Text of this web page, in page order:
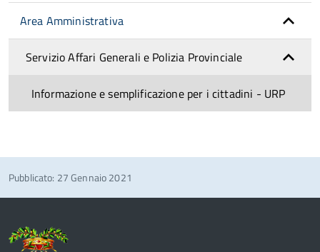
Area Amministrativa
Servizio Affari Generali e Polizia Provinciale
Informazione e semplificazione per i cittadini - URP
Pubblicato: 27 Gennaio 2021